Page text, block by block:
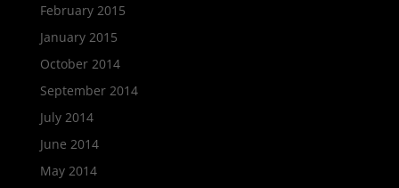
February 2015
January 2015
October 2014
September 2014
July 2014
June 2014
May 2014